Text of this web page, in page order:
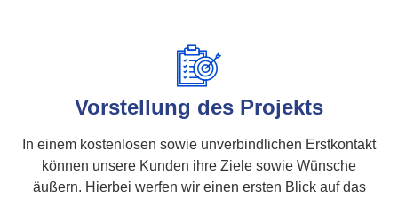
Vorstellung des Projekts
In einem kostenlosen sowie unverbindlichen Erstkontakt
können unsere Kunden ihre Ziele sowie Wünsche
äußern. Hierbei werfen wir einen ersten Blick auf das